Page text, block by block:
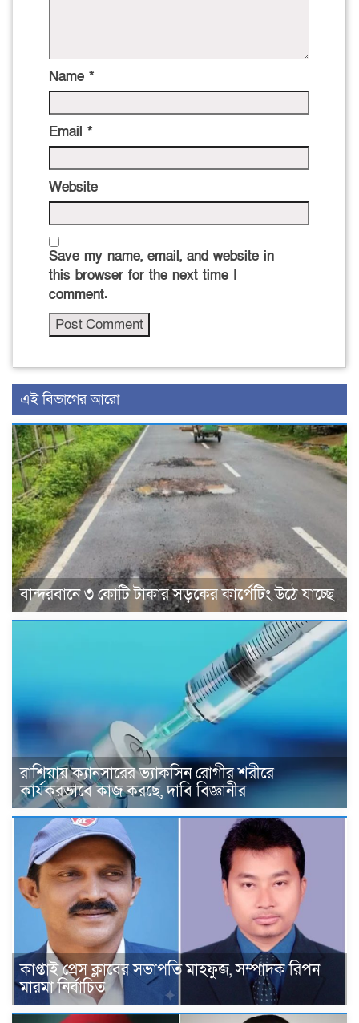
Name *
Email *
Website
Save my name, email, and website in
this browser for the next time I
comment.
এই বিভাগের আরো
বান্দরবানে ৩ কোটি টাকার সড়কের কার্পেটিং উঠে যাচ্ছে
রাশিয়ায় ক্যানসারের ভ্যাকসিন রোগীর শরীরে
কার্যকরভাবে কাজ করছে, দাবি বিজ্ঞানীর
কাপ্তাই প্রেস ক্লাবের সভাপতি মাহফুজ, সম্পাদক রিপন
মারমা নির্বাচিত